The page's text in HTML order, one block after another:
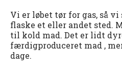
Vi er løbet tør for gas, så
flaske et eller andet sted.
til kold mad. Det er lidt
færdigproduceret mad ,
dage.